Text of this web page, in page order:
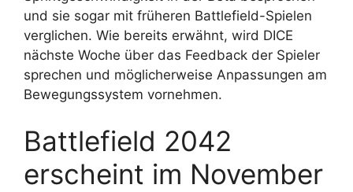
und sie sogar mit früheren Battlefield-Spielen
verglichen. Wie bereits erwähnt, wird DICE
nächste Woche über das Feedback der Spieler
sprechen und möglicherweise Anpassungen am
Bewegungssystem vornehmen.
Battlefield 2042
erscheint im November